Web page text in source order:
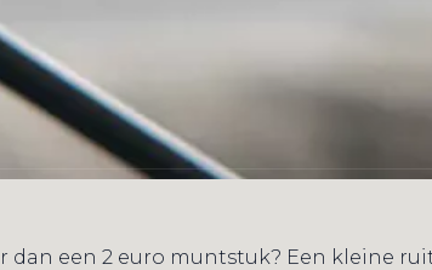
dan een 2 euro muntstuk? Een kleine